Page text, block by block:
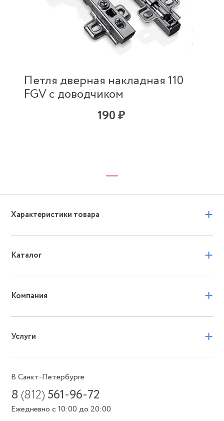
Петля дверная накладная 110
FGV с доводчиком
190 ₽
Характеристики товара +
Каталог +
Компания +
Услуги +
В Санкт-Петербурге
8(812) 561-96-72
Ежедневно с 10:00 до 20:00